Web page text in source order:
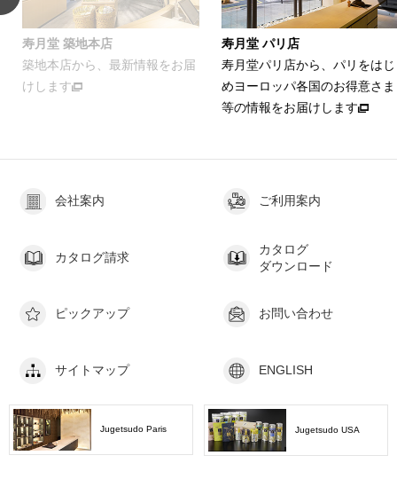
新情報をお届
寿月堂 パリ店
寿月堂パリ店から、パリをはじ
めヨーロッパ各国のお得意さま
等の情報をお届けします
お茶をおいし
ける簡単レシ
会社案内 ご利用案内
カタログ請求
カタログ
ダウンロード
ピックアップ お問い合わせ
サイトマップ ENGLISH
Jugetsudo Paris Jugetsudo USA